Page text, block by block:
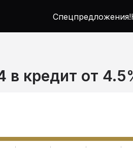
Спецпредложения!
в кредит от